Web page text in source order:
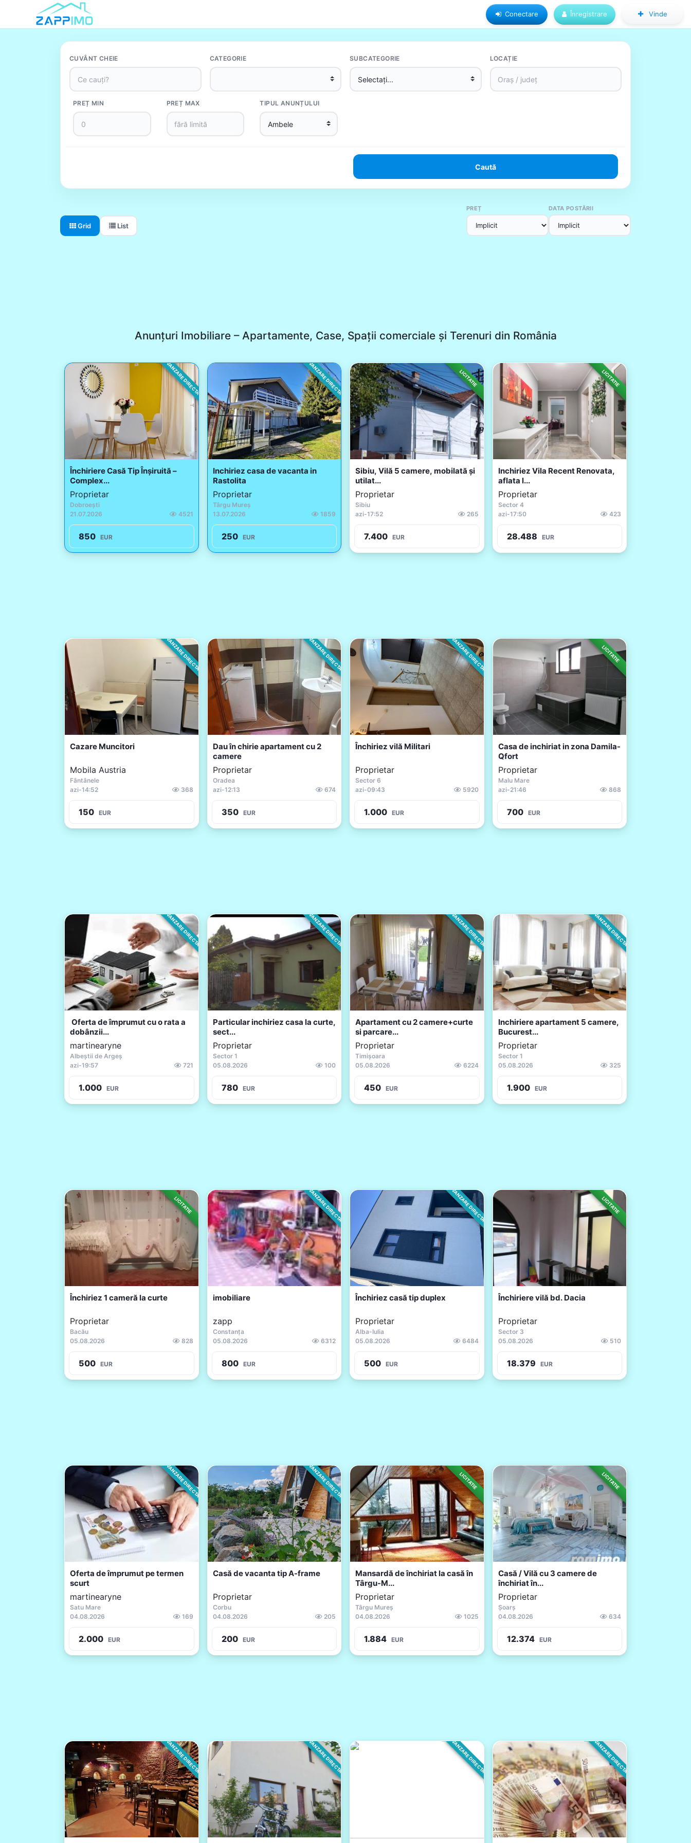
Conectare Înregistrare Vinde
CUVÂNT CHEIE CATEGORIE SUBCATEGORIE LOCAȚIE
PREȚ MIN PREȚ MAX TIPUL ANUNȚULUI
Caută
Grid List
PREȚ DATA POSTĂRII
Anunțuri Imobiliare – Apartamente, Case, Spații comerciale și Terenuri din România
VANZARE DIRECTA
Închiriere Casă Tip Înșiruită –
Complex...
Proprietar
Dobroești
21.07.2026
4521
850 EUR
VANZARE DIRECTA
Inchiriez casa de vacanta in
Rastolita
Proprietar
Târgu Mureș
13.07.2026
1859
250 EUR
LICITATIE
Sibiu, Vilă 5 camere, mobilată și
utilat...
Proprietar
Sibiu
azi-17:52 265
7.400 EUR
LICITATIE
Inchiriez Vila Recent Renovata,
aflata l...
Proprietar
Sector 4
azi-17:50 423
28.488 EUR
VANZARE DIRECTA
Cazare Muncitori
Mobila Austria
Fântânele
azi-14:52 368
150 EUR
VANZARE DIRECTA
Dau în chirie apartament cu 2
camere
Proprietar
Oradea
azi-12:13 674
350 EUR
VANZARE DIRECTA
Închiriez vilă Militari
Proprietar
Sector 6
azi-09:43 5920
1.000 EUR
LICITATIE
Casa de inchiriat in zona Damila-
Qfort
Proprietar
Malu Mare
azi-21:46 868
700 EUR
VANZARE DIRECTA
Oferta de împrumut cu o rata a
dobânzii...
martinearyne
Albeștii de Argeș
azi-19:57 721
1.000 EUR
VANZARE DIRECTA
Particular inchiriez casa la curte,
sect...
Proprietar
Sector 1
05.08.2026
100
780 EUR
VANZARE DIRECTA
Apartament cu 2 camere+curte
si parcare...
Proprietar
Timișoara
05.08.2026
6224
450 EUR
VANZARE DIRECTA
Inchiriere apartament 5 camere,
Bucurest...
Proprietar
Sector 1
05.08.2026
325
1.900 EUR
LICITATIE
Închiriez 1 cameră la curte
Proprietar
Bacău
05.08.2026
828
500 EUR
VANZARE DIRECTA
imobiliare
zapp
Constanța
05.08.2026
6312
800 EUR
VANZARE DIRECTA
Închiriez casă tip duplex
Proprietar
Alba-Iulia
05.08.2026
6484
500 EUR
LICITATIE
Închiriere vilă bd. Dacia
Proprietar
Sector 3
05.08.2026
510
18.379 EUR
VANZARE DIRECTA
Oferta de împrumut pe termen
scurt
martinearyne
Satu Mare
04.08.2026
169
2.000 EUR
VANZARE DIRECTA
Casă de vacanta tip A-frame
Proprietar
Corbu
04.08.2026
205
200 EUR
LICITATIE
Mansardă de închiriat la casă în
Târgu-M...
Proprietar
Târgu Mureș
04.08.2026
1025
1.884 EUR
LICITATIE
Casă / Vilă cu 3 camere de
închiriat în...
Proprietar
Șoarș
04.08.2026
634
12.374 EUR
VANZARE DIRECTA VANZARE DIRECTA VANZARE DIRECTA VANZARE DIRECTA